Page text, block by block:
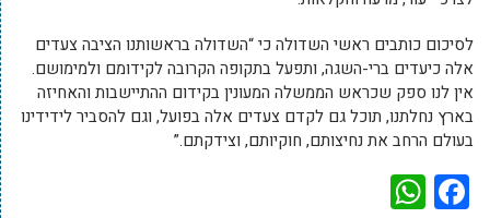
לסיכום כותבים ראשי השדולה כי “השדולה בראשותנו הציבה צעדים
אלה כיעדים ברי-השגה, ותפעל בתקופה הקרובה לקידומם ולמימושם.
אין לנו ספק שכראש הממשלה המעונין בקידום ההתיישבות והאחיזה
בארץ נחלתנו, תוכל גם לקדם צעדים אלה בפועל, וגם להסביר לידידינו
בעולם הרחב את נחיצותם, חוקיותם, וצידקתם.”
Facebook